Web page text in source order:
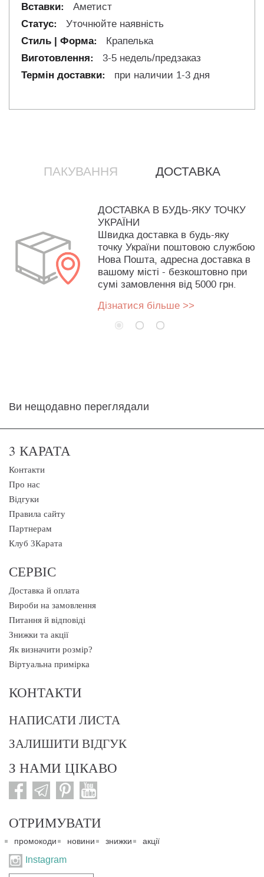
Аметист
Уточнюйте наявність
Крапелька
3-5 недель/предзаказ
при наличии 1-3 дня
ПАКУВАННЯ ДОСТАВКА
ДОСТАВКА В БУДЬ-ЯКУ ТОЧКУ
УКРАЇНИ
Швидка доставка в будь-яку
точку України поштовою службою
Нова Пошта, адресна доставка в
вашому місті - безкоштовно при
сумі замовлення від 5000 грн.
Дізнатися більше >>
Ви нещодавно переглядали
3 КАРАТА
Контакти
Про нас
Відгуки
Правила сайту
Партнерам
Клуб 3Карата
СЕРВІС
Доставка й оплата
Вироби на замовлення
Питання й відповіді
Знижки та акції
Як визначити розмір?
Віртуальна примірка
КОНТАКТИ
НАПИСАТИ ЛИСТА
ЗАЛИШИТИ ВІДГУК
З НАМИ ЦІКАВО
ОТРИМУВАТИ
промокоди новини знижки акції
Instagram